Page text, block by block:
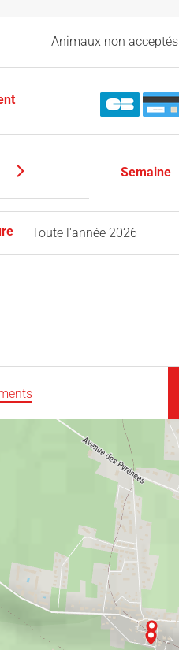
Animaux non acceptés
Semaine
Toute l'année 2026